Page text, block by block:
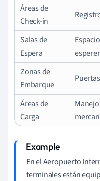
Áreas de
Check-in
Salas de
Espera
Zonas de
Embarque
Áreas de
Carga
En el Aeropuerto
terminales están